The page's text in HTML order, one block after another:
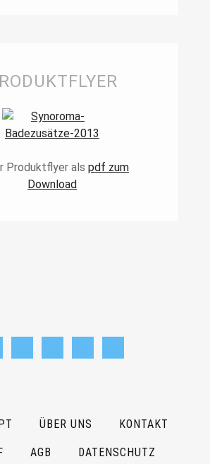
Produktflyer als pdf zum
Download
ÜBER UNS KONTAKT
AGB DATENSCHUTZ